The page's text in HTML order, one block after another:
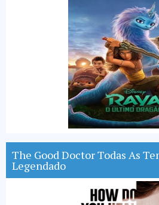
The Good Doctor Todas As
Legendado